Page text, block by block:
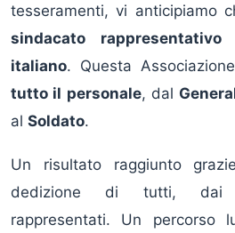
tesseramenti, vi anticipiamo
sindacato
italiano. Questa
tutto il personale, dal
al Soldato.
Un risultato raggiunto
dedizione di tutti, dai
rappresentati. Un percorso